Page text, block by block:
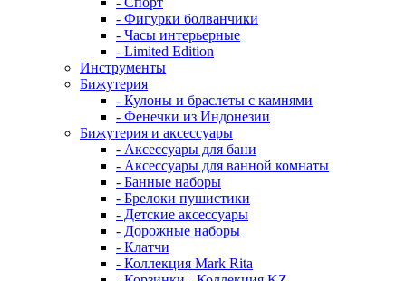
- Фигурки болванчики
- Часы интерьерные
- Limited Edition
Инструменты
Бижутерия
- Кулоны и браслеты с камнями
- Фенечки из Индонезии
Бижутерия и аксессуары
- Аксессуары для бани
- Аксессуары для ванной комнаты
- Банные наборы
- Брелоки пушистики
- Детские аксессуары
- Дорожные наборы
- Клатчи
- Коллекция Mark Rita